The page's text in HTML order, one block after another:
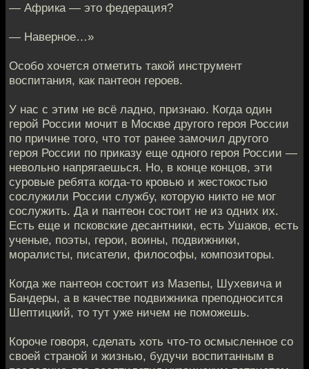
— Африка — это федерация?
— Наверное…»
Особо хочется отметить такой инструмент
воспитания, как пантеон героев.
У нас с этим не всё ладно, признаю. Когда один
герой России мочит в Москве другого героя России
по причине того, что тот ранее замочил другого
героя России по приказу еще одного героя России —
невольно напрягаешься. Но, в конце концов, эти
суровые ребята когда-то кровью и жестокостью
сослужили России службу, которую никто не мог
сослужить. Да и пантеон состоит не из одних их.
Есть еще и псковские десантники, есть Ушаков, есть
ученые, поэты, герои, воины, подвижники,
моралисты, писатели, философы, композиторы.
Когда же пантеон состоит из Мазепы, Шухевича и
Бандеры, а в качестве подвижника преподносится
Шептицкий, то тут уже ничем не поможешь.
Короче говоря, сделать хоть что-то осмысленное со
своей страной и жизнью, будучи воспитанным в